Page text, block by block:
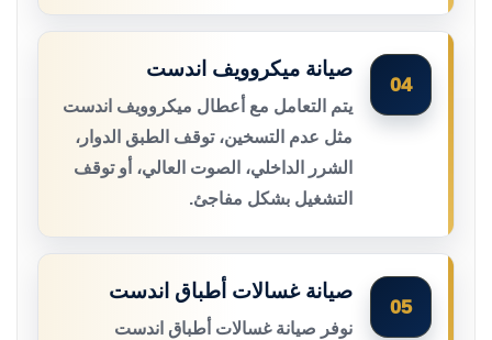
04
صيانة ميكروويف اندست
يتم التعامل مع أعطال ميكروويف اندست
مثل عدم التسخين، توقف الطبق الدوار،
الشرر الداخلي، الصوت العالي، أو توقف
التشغيل بشكل مفاجئ.
05
صيانة غسالات أطباق اندست
نوفر صيانة غسالات أطباق اندست